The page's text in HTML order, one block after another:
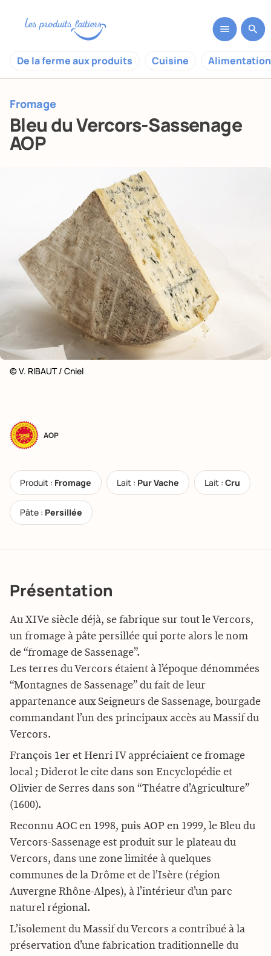
De la ferme aux produits Cuisine
Fromage
Bleu du Vercors-Sassenage
AOP
© V. RIBAUT / Cniel
AOP
Produit : Fromage Lait : Pur Vache Lait : Cru
Pâte : Persillée
Présentation
Au XIVe siècle déjà, se fabrique sur tout le Vercors,
un fromage à pâte persillée qui porte alors le nom
de “fromage de Sassenage”.
Les terres du Vercors étaient à l’époque dénommées
“Montagnes de Sassenage” du fait de leur
appartenance aux Seigneurs de Sassenage, bourgade
commandant l’un des principaux accès au Massif du
Vercors.
François 1er et Henri IV appréciaient ce fromage
local ; Diderot le cite dans son Encyclopédie et
Olivier de Serres dans son “Théatre d’Agriculture”
(1600).
Reconnu AOC en 1998, puis AOP en 1999, le Bleu du
Vercors-Sassenage est produit sur le plateau du
Vercors, dans une zone limitée à quelques
communes de la Drôme et de l’Isère (région
Auvergne Rhône-Alpes), à l’intérieur d’un parc
naturel régional.
L’isolement du Massif du Vercors a contribué à la
préservation d’une fabrication traditionnelle du